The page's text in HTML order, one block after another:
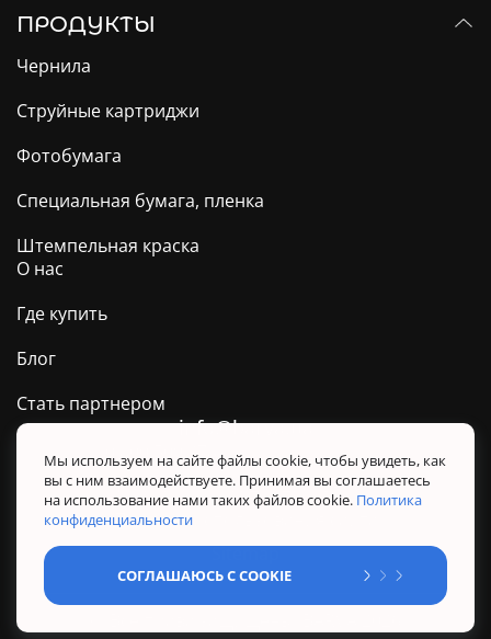
ПРОДУКТЫ
Чернила
Струйные картриджи
Фотобумага
Специальная бумага, пленка
Штемпельная краска
О нас
Где купить
Блог
Стать партнером
0 800 509 278
Техподдержка ТМ BARVA
Политика конфиденциальности
Правила использования сайта
Sitemap
info@barva.ua
Мы используем на сайте файлы cookie, чтобы увидеть, как
вы с ним взаимодействуете. Принимая вы соглашаетесь
на использование нами таких файлов cookie. Политика
конфиденциальности
СОГЛАШАЮСЬ С COOKIE